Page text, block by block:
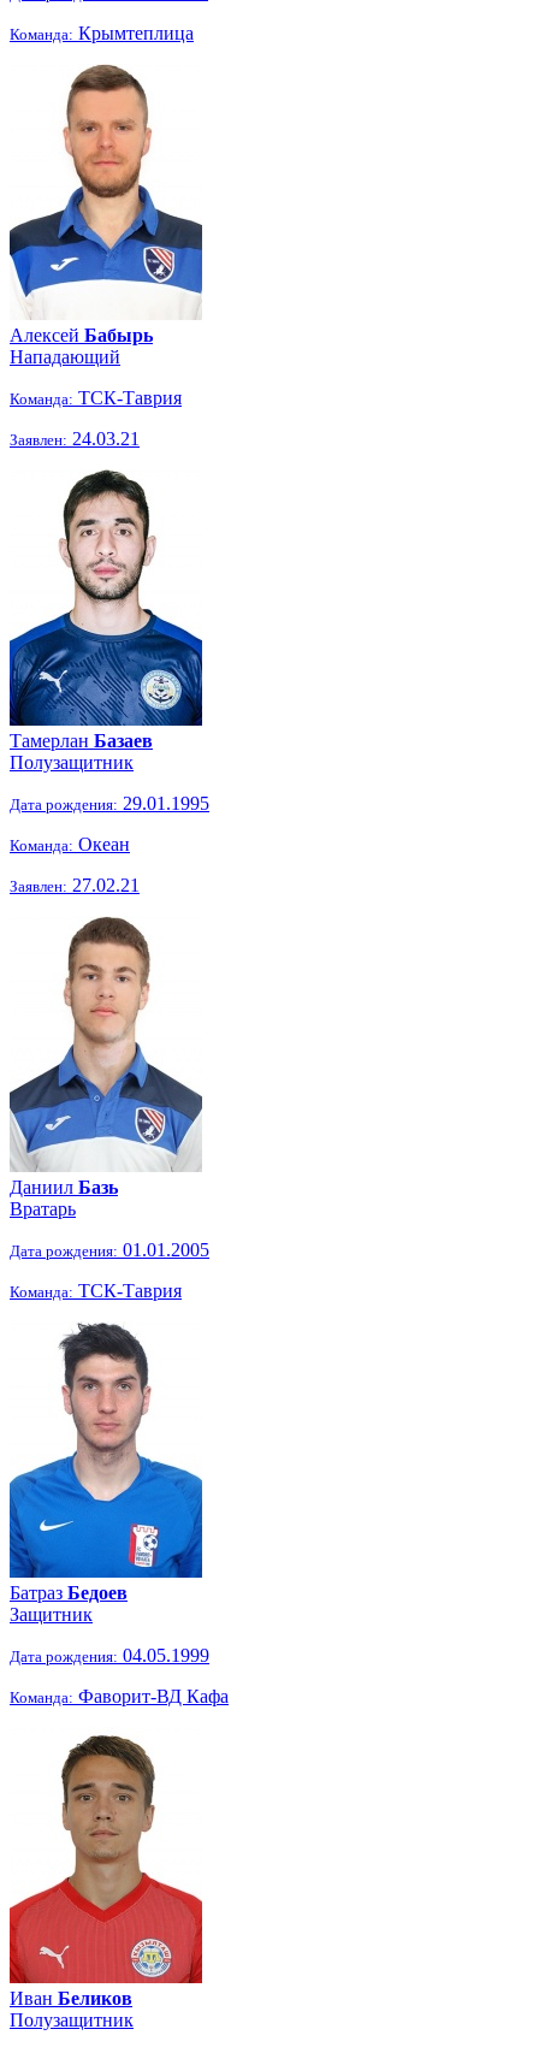
Команда: Крымтеплица
Алексей Бабырь
Нападающий
Команда: ТСК-Таврия
Заявлен: 24.03.21
Тамерлан Базаев
Полузащитник
Дата рождения: 29.01.1995
Команда: Океан
Заявлен: 27.02.21
Даниил Базь
Вратарь
Дата рождения: 01.01.2005
Команда: ТСК-Таврия
Батраз Бедоев
Защитник
Дата рождения: 04.05.1999
Команда: Фаворит-ВД Кафа
Иван Беликов
Полузащитник